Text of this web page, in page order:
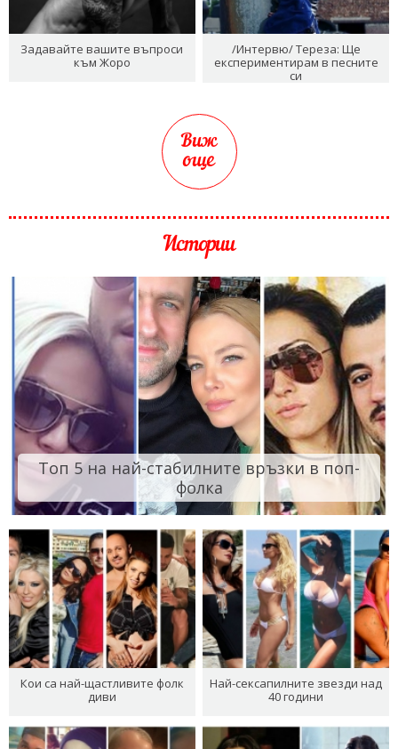
Задавайте вашите въпроси
към Жоро
/Интервю/ Тереза: Ще
експериментирам в песните
си
Виж
още
Истории
Топ 5 на най-стабилните връзки в поп-
фолка
Кои са най-щастливите фолк
диви
Най-сексапилните звезди над
40 години